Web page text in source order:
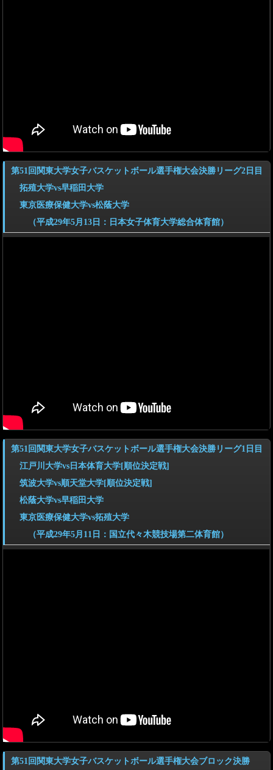
第51回関東大学女子バスケットボール選手権大会決勝リーグ2日目
拓殖大学vs早稲田大学
東京医療保健大学vs松蔭大学
（平成29年5月13日：日本女子体育大学総合体育館）
第51回関東大学女子バスケットボール選手権大会決勝リーグ1日目
江戸川大学vs日本体育大学[順位決定戦]
筑波大学vs順天堂大学[順位決定戦]
松蔭大学vs早稲田大学
東京医療保健大学vs拓殖大学
（平成29年5月11日：国立代々木競技場第二体育館）
第51回関東大学女子バスケットボール選手権大会ブロック決勝